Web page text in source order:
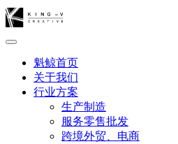
魁鲸首页
关于我们
行业方案
生产制造
服务零售批发
跨境外贸、电商